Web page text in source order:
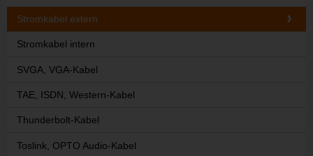
Stromkabel extern
Stromkabel intern
SVGA, VGA-Kabel
TAE, ISDN, Western-Kabel
Thunderbolt-Kabel
Toslink, OPTO Audio-Kabel